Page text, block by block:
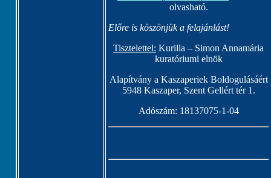
olvasható.
Előre is köszönjük a felajánlást!
Tisztelettel: Kurilla – Simon Annamária
kuratóriumi elnök
Alapítvány a Kaszaperiek Boldogulásáért
5948 Kaszaper, Szent Gellért tér 1.
Adószám: 18137075-1-04